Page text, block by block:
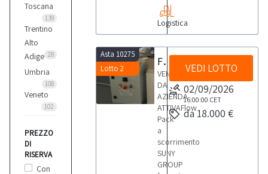
Toscana
139
Trentino
Alto
Adige 28
Umbria
108
Veneto
102
PREZZO
DI
RISERVA
Con
Logistica
Asta 10275
Lotto 2
Flow Pack a scorrimento SUNY GROUP
VENDITA
DA
AZIENDA
ATTIVAFlow
Pack
a
scorrimento
SUNY
GROUP
VEDI LOTTO
02/09/2026
16:00:00 CET
da 18.000 €